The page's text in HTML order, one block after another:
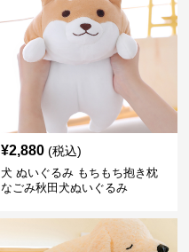
¥2,880 (税込)
犬 ぬいぐるみ もちもち抱き枕
なごみ秋田犬ぬいぐるみ